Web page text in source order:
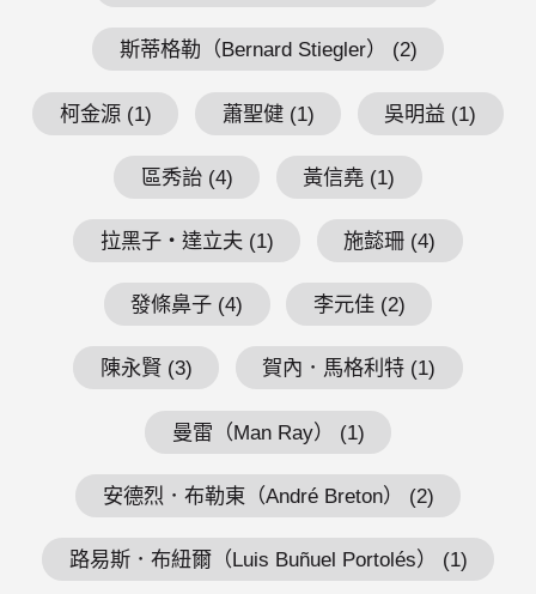
斯蒂格勒（Bernard Stiegler） (2)
柯金源 (1) 蕭聖健 (1) 吳明益 (1)
區秀詒 (4) 黃信堯 (1)
拉黑子・達立夫 (1) 施懿珊 (4)
發條鼻子 (4) 李元佳 (2)
陳永賢 (3) 賀內．馬格利特 (1)
曼雷（Man Ray） (1)
安德烈．布勒東（André Breton） (2)
路易斯．布紐爾（Luis Buñuel Portolés） (1)